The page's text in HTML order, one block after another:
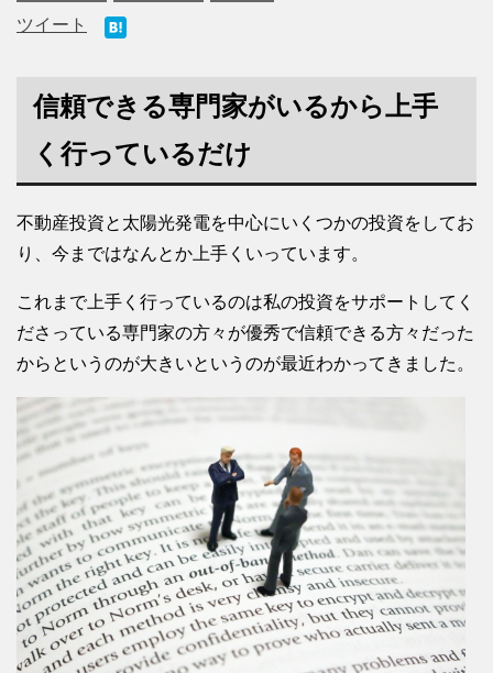
ツイート
信頼できる専門家がいるから上手
く行っているだけ
不動産投資と太陽光発電を中心にいくつかの投資をしてお
り、今まではなんとか上手くいっています。
これまで上手く行っているのは私の投資をサポートしてく
ださっている専門家の方々が優秀で信頼できる方々だった
からというのが大きいというのが最近わかってきました。